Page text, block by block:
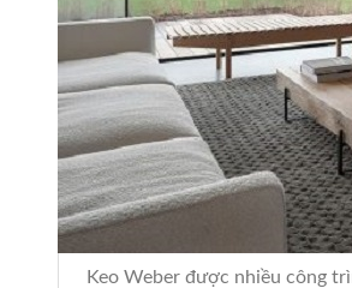
Keo Weber được nhiều công